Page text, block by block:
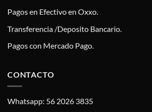
Pagos en Efectivo en Oxxo.
Transferencia /Deposito Bancario.
Pagos con Mercado Pago.
CONTACTO
Whatsapp: 56 2026 3835